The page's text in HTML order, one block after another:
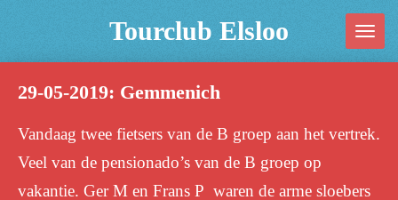
de
Tourclub Elsloo
29-05-2019: Gemmenich
Vandaag twee fietsers van de B groep aan het vertrek.
Veel van de pensionado’s van de B groep op
vakantie. Ger M en Frans P waren de arme sloebers